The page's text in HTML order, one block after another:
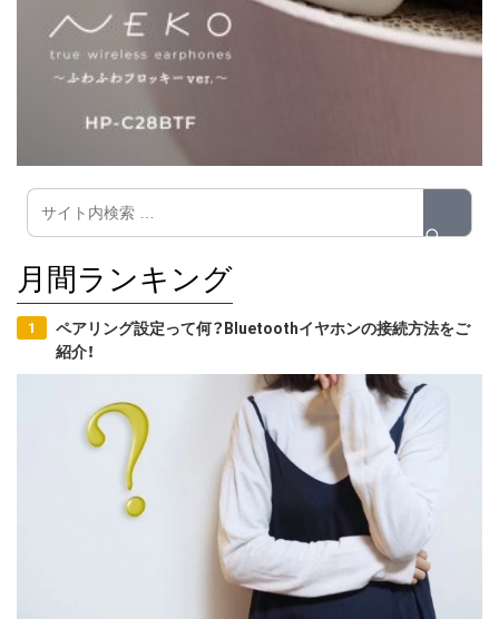
月間ランキング
ペアリング設定って何？Bluetoothイヤホンの接続方法をご
紹介！